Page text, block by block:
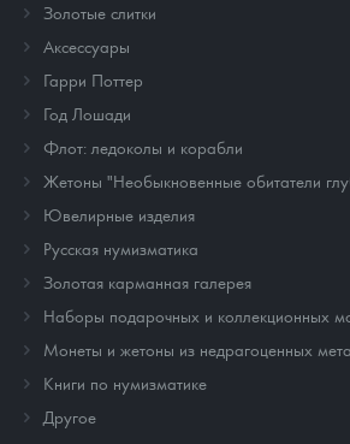
Золотые слитки
Аксессуары
Гарри Поттер
Год Лошади
Флот: ледоколы и корабли
Жетоны "Необыкновенные обитатели
Ювелирные изделия
Русская нумизматика
Золотая карманная галерея
Наборы подарочных и коллекционных
Монеты и жетоны из недрагоценных
Книги по нумизматике
Другое